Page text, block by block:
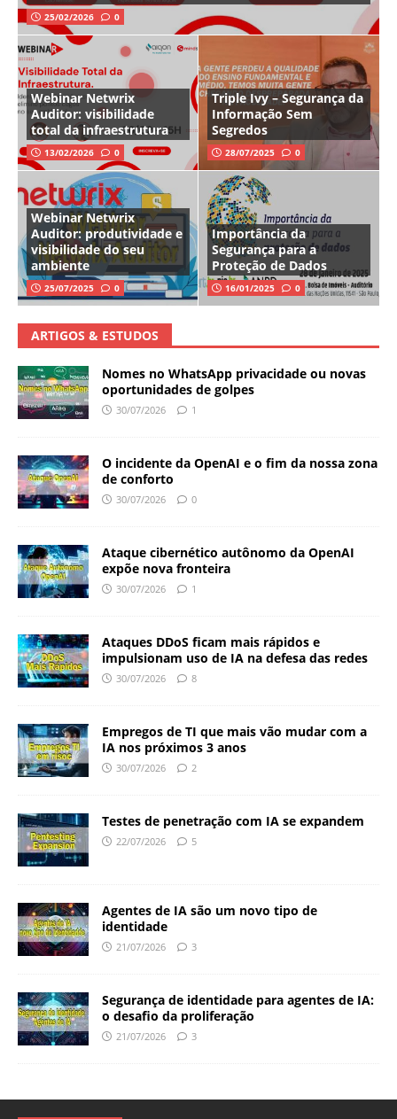
25/02/2026 0
Webinar Netwrix
Auditor: visibilidade
total da infraestrutura
13/02/2026 0
Triple Ivy – Segurança da
Informação Sem
Segredos
28/07/2025 0
Webinar Netwrix
Auditor: produtividade e
visibilidade do seu
ambiente
25/07/2025 0
Importância da
Segurança para a
Proteção de Dados
16/01/2025 0
ARTIGOS & ESTUDOS
Nomes no WhatsApp privacidade ou novas
oportunidades de golpes
30/07/2026 1
O incidente da OpenAI e o fim da nossa zona
de conforto
30/07/2026 0
Ataque cibernético autônomo da OpenAI
expõe nova fronteira
30/07/2026 1
Ataques DDoS ficam mais rápidos e
impulsionam uso de IA na defesa das redes
30/07/2026 8
Empregos de TI que mais vão mudar com a
IA nos próximos 3 anos
30/07/2026 2
Testes de penetração com IA se expandem
22/07/2026 5
Agentes de IA são um novo tipo de
identidade
21/07/2026 3
Segurança de identidade para agentes de IA:
o desafio da proliferação
21/07/2026 3